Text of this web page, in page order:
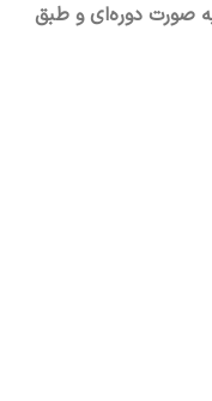
صورت دوره‌ای و طبق